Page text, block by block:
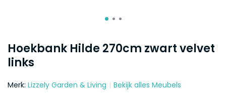
Hoekbank Hilde 270cm zwart velvet
links
Merk: Lizzely Garden & Living Bekijk alles Meubels